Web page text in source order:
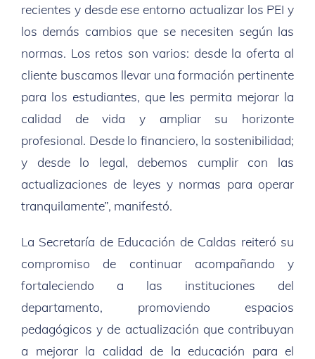
recientes y desde ese entorno actualizar los PEI y
los demás cambios que se necesiten según las
normas. Los retos son varios: desde la oferta al
cliente buscamos llevar una formación pertinente
para los estudiantes, que les permita mejorar la
calidad de vida y ampliar su horizonte
profesional. Desde lo financiero, la sostenibilidad;
y desde lo legal, debemos cumplir con las
actualizaciones de leyes y normas para operar
tranquilamente”, manifestó.
La Secretaría de Educación de Caldas reiteró su
compromiso de continuar acompañando y
fortaleciendo a las instituciones del
departamento, promoviendo espacios
pedagógicos y de actualización que contribuyan
a mejorar la calidad de la educación para el